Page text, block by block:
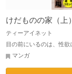
けだものの家（上）
ティーアイネット
目の前にいるのは、性
マンガ